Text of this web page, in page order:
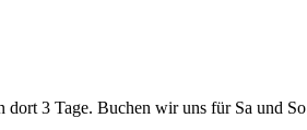
3 Tage. Buchen wir uns für Sa und